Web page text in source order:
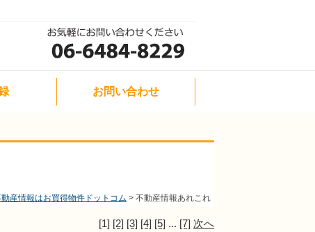
お問い合わせ
産情報はお買得物件ドットコム 不動産情報あれこれ
[1] [2] [3] [4] [5] ... [7] 次へ